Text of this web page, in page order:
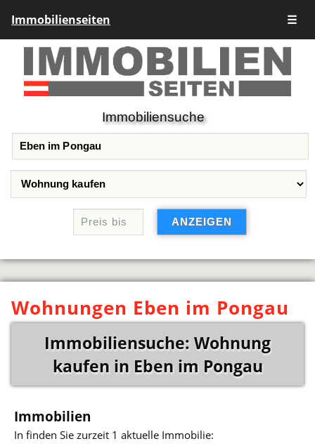
Immobilienseiten ☰
Immobiliensuche
Wohnungen Eben im Pongau
Immobiliensuche: Wohnung
kaufen in Eben im Pongau
Immobilien
Infinden Sie zurzeit 1 aktuelle Immobilie: